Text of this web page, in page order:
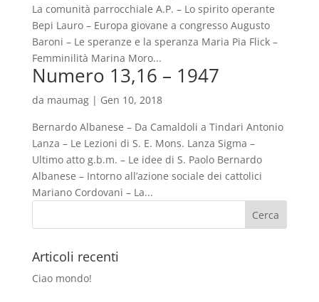
La comunità parrocchiale A.P. – Lo spirito operante
Bepi Lauro – Europa giovane a congresso Augusto
Baroni – Le speranze e la speranza Maria Pia Flick –
Femminilità Marina Moro...
Numero 13,16 – 1947
da maumag| Gen 10, 2018
Bernardo Albanese – Da Camaldoli a Tindari Antonio
Lanza – Le Lezioni di S. E. Mons. Lanza Sigma –
Ultimo atto g.b.m. – Le idee di S. Paolo Bernardo
Albanese – Intorno all’azione sociale dei cattolici
Mariano Cordovani – La...
Articoli recenti
Ciao mondo!